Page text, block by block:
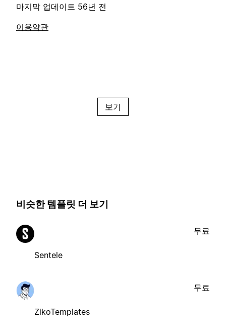
마지막 업데이트 56년 전
이용약관
보기
비슷한 템플릿 더 보기
Sentele
무료
ZikoTemplates
무료